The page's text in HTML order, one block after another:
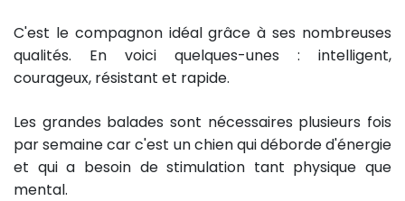
C'est le compagnon idéal grâce à ses nombreuses
qualités. En voici quelques-unes : intelligent,
courageux, résistant et rapide.
Les grandes balades sont nécessaires plusieurs fois
par semaine car c'est un chien qui déborde d'énergie
et qui a besoin de stimulation tant physique que
mental.